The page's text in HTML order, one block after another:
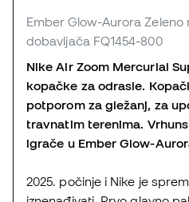
Ember Glow-Aurora Zeleno
dobavljača FQ1454-800
Nike Air Zoom Mercurial
kopačke za odrasle.
potporom za gležanj, za
travnatim terenima.
igrače u Ember Glow-
2025. počinje i Nike je